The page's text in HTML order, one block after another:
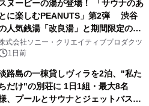
スヌーピーの湯が登場！ 「サウナのあ
とに楽しむPEANUTS」第2弾 渋谷
人気銭湯「改良湯」と期間限定のコ
ボレーション サウナイキタイコラ
グッズも発売決定！
式会社ソニー・クリエイティブプロダクツ
1日前
路島の一棟貸しヴィラを2泊、"私た
だけ"の別荘に 1日1組・最大8名
、プールとサウナとジェットバス付